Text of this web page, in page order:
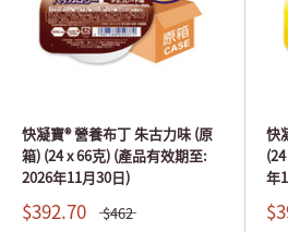
快凝寶® 營養布丁 朱古力味 (原
箱) (24 x 66克) (產品有效期至:
2026年11月30日)
$392.70 $462
快
年